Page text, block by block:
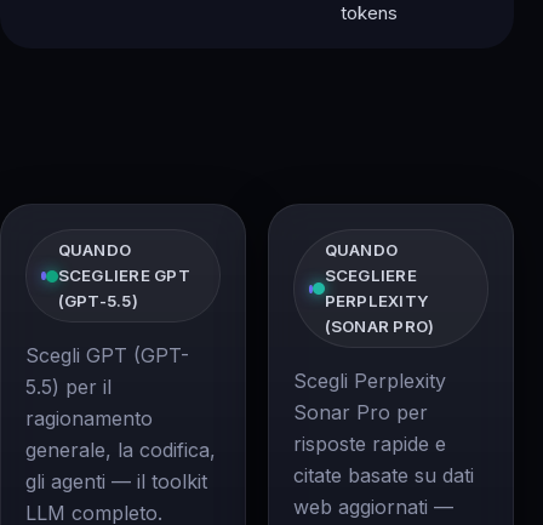
tokens
QUANDO
SCEGLIERE GPT
(GPT-5.5)
Scegli GPT (GPT-
5.5) per il
ragionamento
generale, la codifica,
gli agenti — il toolkit
LLM completo.
QUANDO
SCEGLIERE
PERPLEXITY
(SONAR PRO)
Scegli Perplexity
Sonar Pro per
risposte rapide e
citate basate su dati
web aggiornati —